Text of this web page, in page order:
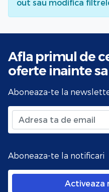
out sau modifica
Afla primul de
oferte inainte
Aboneaza-te la
Aboneaza-te la notificari
Activeaza